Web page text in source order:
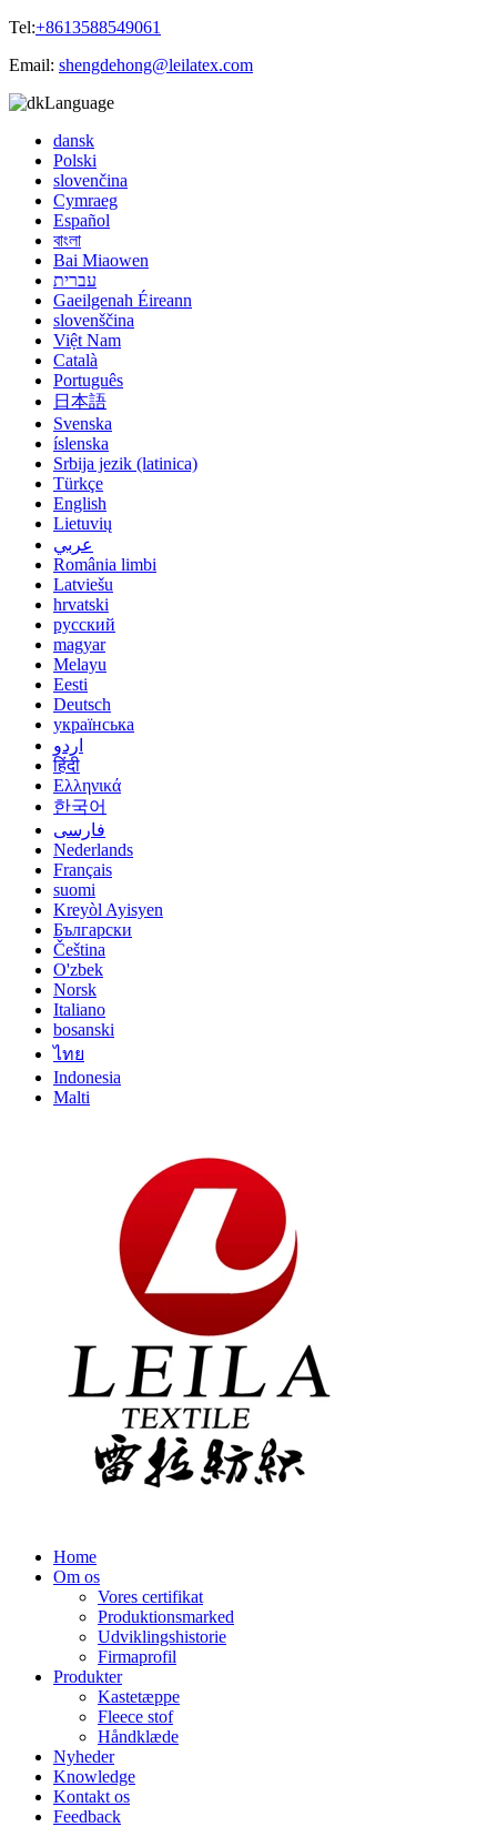
Tel:+8613588549061
Email: shengdehong@leilatex.com
Language
dansk
Polski
slovenčina
Cymraeg
Español
বাংলা
Bai Miaowen
עברית
Gaeilgenah Éireann
slovenščina
Việt Nam
Català
Português
日本語
Svenska
íslenska
Srbija jezik (latinica)
Türkçe
English
Lietuvių
عربي
România limbi
Latviešu
hrvatski
русский
magyar
Melayu
Eesti
Deutsch
українська
اردو
हिंदी
Ελληνικά
한국어
فارسی
Nederlands
Français
suomi
Kreyòl Ayisyen
Български
Čeština
O'zbek
Norsk
Italiano
bosanski
ไทย
Indonesia
Malti
Home
Om os
Vores certifikat
Produktionsmarked
Udviklingshistorie
Firmaprofil
Produkter
Kastetæppe
Fleece stof
Håndklæde
Nyheder
Knowledge
Kontakt os
Feedback